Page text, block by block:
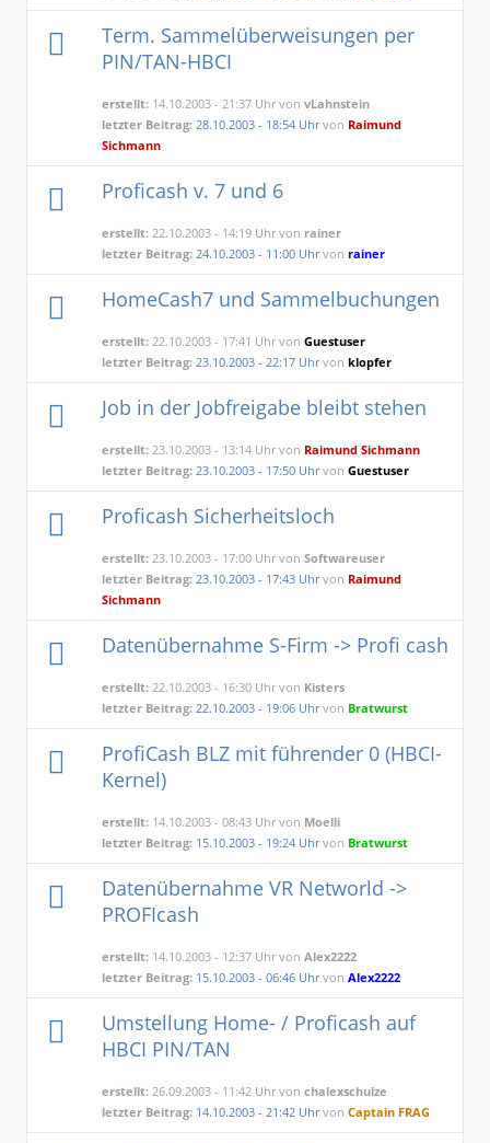
Term. Sammelüberweisungen per
PIN/TAN-HBCI
erstellt: 14.10.2003 - 21:37 Uhr vonvLahnstein
letzter Beitrag: 28.10.2003 - 18:54 Uhrvon Raimund
Sichmann
Proficash v. 7 und 6
erstellt: 22.10.2003 - 14:19 Uhr von rainer
letzter Beitrag: 24.10.2003 - 11:00 Uhrvonrainer
HomeCash7 und Sammelbuchungen
erstellt: 22.10.2003 - 17:41 Uhr vonGuestuser
letzter Beitrag: 23.10.2003 - 22:17 Uhrvonklopfer
Job in der Jobfreigabe bleibt stehen
erstellt: 23.10.2003 - 13:14 Uhr von Raimund Sichmann
letzter Beitrag: 23.10.2003 - 17:50 UhrvonGuestuser
Proficash Sicherheitsloch
erstellt: 23.10.2003 - 17:00 Uhr vonSoftwareuser
letzter Beitrag: 23.10.2003 - 17:43 Uhrvon Raimund
Sichmann
Datenübernahme S-Firm -> Profi cash
erstellt: 22.10.2003 - 16:30 Uhr von Kisters
letzter Beitrag: 22.10.2003 - 19:06 Uhrvon Bratwurst
ProfiCash BLZ mit führender 0 (HBCI-
Kernel)
erstellt: 14.10.2003 - 08:43 Uhr von Moelli
letzter Beitrag: 15.10.2003 - 19:24 Uhrvon Bratwurst
Datenübernahme VR Networld ->
PROFIcash
erstellt: 14.10.2003 - 12:37 Uhr vonAlex2222
letzter Beitrag: 15.10.2003 - 06:46 UhrvonAlex2222
Umstellung Home- / Proficash auf
HBCI PIN/TAN
erstellt: 26.09.2003 - 11:42 Uhr vonchalexschulze
letzter Beitrag: 14.10.2003 - 21:42 UhrvonCaptain FRAG